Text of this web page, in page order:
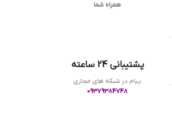
همراه شما
پشتیبانی 24 ساعته
پیام در شبکه های مجازی
09379384748